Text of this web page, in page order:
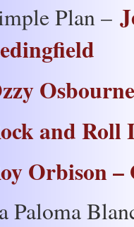
Plan –
and Roll
Orbison
Paloma